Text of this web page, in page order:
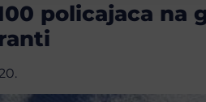
policajaca